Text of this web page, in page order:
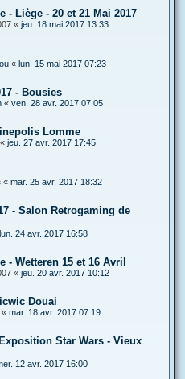
Liège - 20 et 21 Mai 2017
« jeu. 18 mai 2017 13:33
« lun. 15 mai 2017 07:23
- Bousies
« ven. 28 avr. 2017 07:05
Lomme
« jeu. 27 avr. 2017 17:45
« mar. 25 avr. 2017 18:32
- Salon Retrogaming de
lun. 24 avr. 2017 16:58
- Wetteren 15 et 16 Avril
« jeu. 20 avr. 2017 10:12
Douai
« mar. 18 avr. 2017 07:19
Star Wars - Vieux
12 avr. 2017 16:00